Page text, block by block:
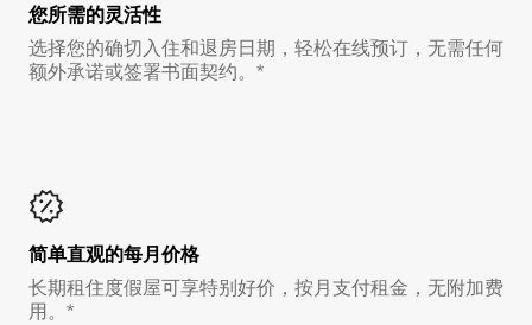
您所需的灵活性
选择您的确切入住和退房日期，轻松在线预订，无需任何
额外承诺或签署书面契约。*
简单直观的每月价格
长期租住度假屋可享特别好价，按月支付租金，无附加费
用。*